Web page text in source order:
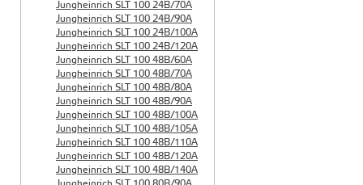
Jungheinrich SLT 100 24B/70A
Jungheinrich SLT 100 24B/90A
Jungheinrich SLT 100 24B/100A
Jungheinrich SLT 100 24B/120A
Jungheinrich SLT 100 48B/60A
Jungheinrich SLT 100 48B/70A
Jungheinrich SLT 100 48B/80A
Jungheinrich SLT 100 48B/90A
Jungheinrich SLT 100 48B/100A
Jungheinrich SLT 100 48B/105A
Jungheinrich SLT 100 48B/110A
Jungheinrich SLT 100 48B/120A
Jungheinrich SLT 100 48B/140A